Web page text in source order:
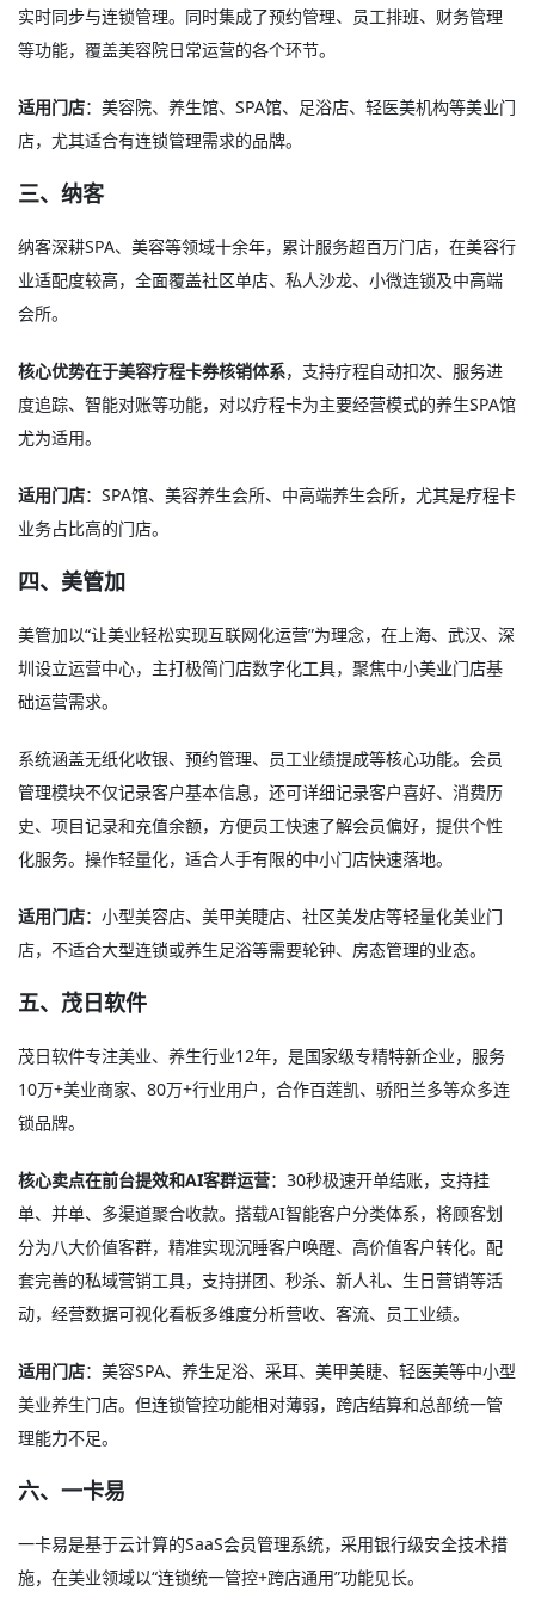
实时同步与连锁管理。同时集成了预约管理、员工排班、财务管理
等功能，覆盖美容院日常运营的各个环节。
适用门店：美容院、养生馆、SPA馆、足浴店、轻医美机构等美业门
店，尤其适合有连锁管理需求的品牌。
三、纳客
纳客深耕SPA、美容等领域十余年，累计服务超百万门店，在美容行
业适配度较高，全面覆盖社区单店、私人沙龙、小微连锁及中高端
会所。
核心优势在于美容疗程卡券核销体系，支持疗程自动扣次、服务进
度追踪、智能对账等功能，对以疗程卡为主要经营模式的养生SPA馆
尤为适用。
适用门店：SPA馆、美容养生会所、中高端养生会所，尤其是疗程卡
业务占比高的门店。
四、美管加
美管加以“让美业轻松实现互联网化运营”为理念，在上海、武汉、深
圳设立运营中心，主打极简门店数字化工具，聚焦中小美业门店基
础运营需求。
系统涵盖无纸化收银、预约管理、员工业绩提成等核心功能。会员
管理模块不仅记录客户基本信息，还可详细记录客户喜好、消费历
史、项目记录和充值余额，方便员工快速了解会员偏好，提供个性
化服务。操作轻量化，适合人手有限的中小门店快速落地。
适用门店：小型美容店、美甲美睫店、社区美发店等轻量化美业门
店，不适合大型连锁或养生足浴等需要轮钟、房态管理的业态。
五、茂日软件
茂日软件专注美业、养生行业12年，是国家级专精特新企业，服务
10万+美业商家、80万+行业用户，合作百莲凯、骄阳兰多等众多连
锁品牌。
核心卖点在前台提效和AI客群运营：30秒极速开单结账，支持挂
单、并单、多渠道聚合收款。搭载AI智能客户分类体系，将顾客划
分为八大价值客群，精准实现沉睡客户唤醒、高价值客户转化。配
套完善的私域营销工具，支持拼团、秒杀、新人礼、生日营销等活
动，经营数据可视化看板多维度分析营收、客流、员工业绩。
适用门店：美容SPA、养生足浴、采耳、美甲美睫、轻医美等中小型
美业养生门店。但连锁管控功能相对薄弱，跨店结算和总部统一管
理能力不足。
六、一卡易
一卡易是基于云计算的SaaS会员管理系统，采用银行级安全技术措
施，在美业领域以“连锁统一管控+跨店通用”功能见长。